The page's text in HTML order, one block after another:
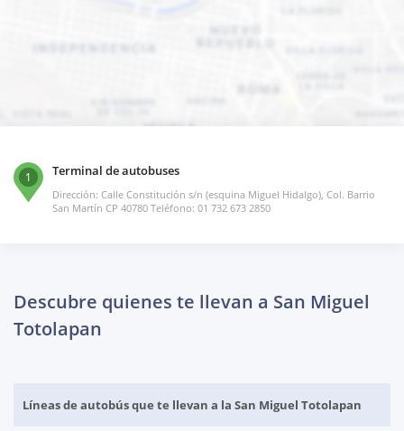
1 Terminal de autobuses
Dirección: Calle Constitución s/n (esquina Miguel Hidalgo), Col. Barrio
San Martín CP 40780 Teléfono: 01 732 673 2850
Descubre quienes te llevan a San Miguel
Totolapan
Líneas de autobús que te llevan a la San Miguel Totolapan